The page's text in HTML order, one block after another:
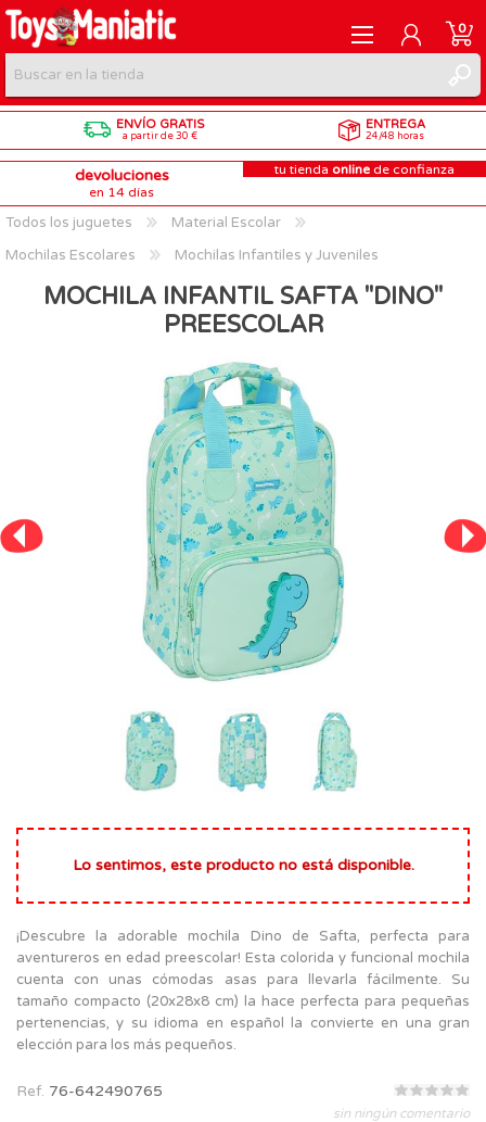
REGISTRARME
INICIAR SESIÓN
0
ENVÍO GRATIS
a partir de 30 €
ENTREGA
24/48 horas
devoluciones
en 14 días
tu tienda online de confianza
Todos los juguetes
Material Escolar
Mochilas Escolares
Mochilas Infantiles y Juveniles
MOCHILA INFANTIL SAFTA "DINO"
PREESCOLAR
Lo sentimos, este producto no está disponible.
¡Descubre la adorable mochila Dino de Safta, perfecta para
aventureros en edad preescolar! Esta colorida y funcional mochila
cuenta con unas cómodas asas para llevarla fácilmente. Su
tamaño compacto (20x28x8 cm) la hace perfecta para pequeñas
pertenencias, y su idioma en español la convierte en una gran
elección para los más pequeños.
Ref. 76-642490765
sin ningún comentario